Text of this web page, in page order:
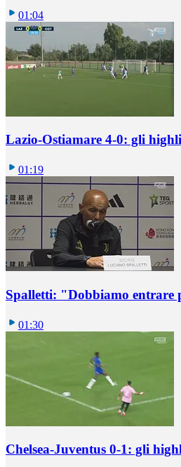
01:04
Lazio-Ostiamare 4-0: gli
01:19
Spalletti: "Dobbiamo entrare
01:30
Chelsea-Juventus 0-1: gli